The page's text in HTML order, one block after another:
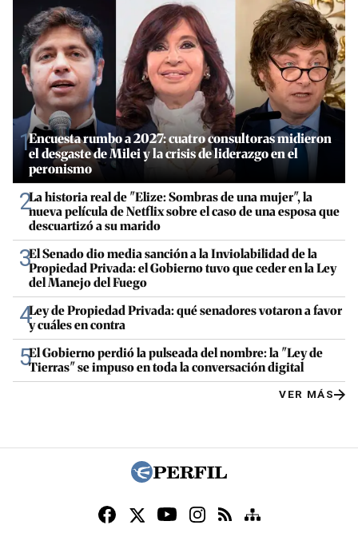
1Encuesta rumbo a 2027: cuatro consultoras midieron
el desgaste de Milei y la crisis de liderazgo en el
peronismo
2La historia real de "Elize: Sombras de una mujer", la
nueva película de Netflix sobre el caso de una esposa que
descuartizó a su marido
3El Senado dio media sanción a la Inviolabilidad de la
Propiedad Privada: el Gobierno tuvo que ceder en la Ley
del Manejo del Fuego
4Ley de Propiedad Privada: qué senadores votaron a favor
y cuáles en contra
5El Gobierno perdió la pulseada del nombre: la "Ley de
Tierras" se impuso en toda la conversación digital
VER MÁS